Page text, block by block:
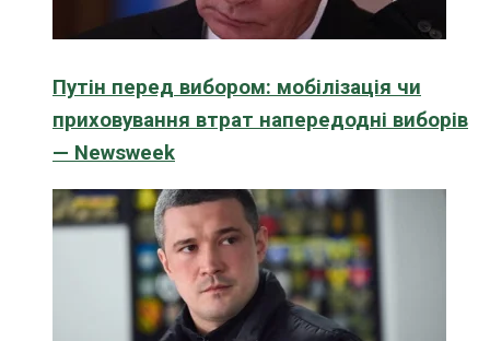
Путін перед вибором: мобілізація чи
приховування втрат напередодні виборів
— Newsweek